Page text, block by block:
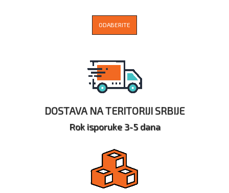
ODABERITE
DOSTAVA NA TERITORIJI SRBIJE
Rok isporuke 3-5 dana